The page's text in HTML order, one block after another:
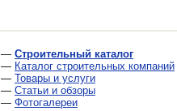
— Строительный каталог
— Каталог строительных компаний
— Товары и услуги
— Статьи и обзоры
— Фотогалереи